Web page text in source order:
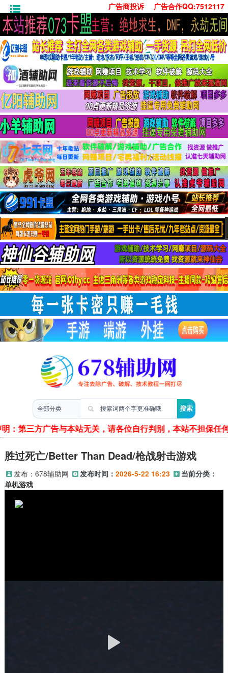
广告商投诉 广告合作QQ:7512117
首页
技术学习
安卓绿化
单机游戏
社交娱乐
系统工具
活动线报
常用办公
源码收集
值得一看
两性情感
明：第三方广告与本站无关，请各位自行判别，本站不担保
胜过死亡/Better Than Dead/枪战射击游戏
发布： 678辅助网 发布时间： 2026-5-22 16:23
当前分类：
单机游戏